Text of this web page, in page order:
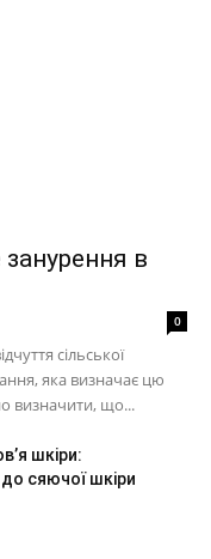
в
0
сільської
яка визначає цю
визначити, що...
шкіри:
до сяючої шкіри